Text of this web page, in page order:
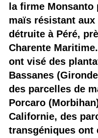
la firme
maïs résistant
détruite à Péré,
Charente
ont visé des
Bassanes
des parcelles de
Porcaro
Californie, des
transgéniques ont